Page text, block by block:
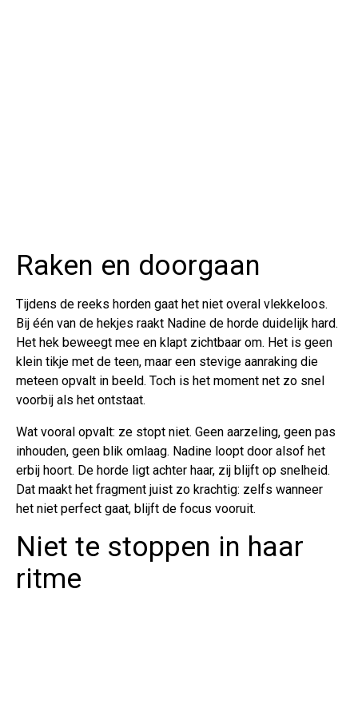
Raken en doorgaan
Tijdens de reeks horden gaat het niet overal vlekkeloos.
Bij één van de hekjes raakt Nadine de horde duidelijk hard.
Het hek beweegt mee en klapt zichtbaar om. Het is geen
klein tikje met de teen, maar een stevige aanraking die
meteen opvalt in beeld. Toch is het moment net zo snel
voorbij als het ontstaat.
Wat vooral opvalt: ze stopt niet. Geen aarzeling, geen pas
inhouden, geen blik omlaag. Nadine loopt door alsof het
erbij hoort. De horde ligt achter haar, zij blijft op snelheid.
Dat maakt het fragment juist zo krachtig: zelfs wanneer
het niet perfect gaat, blijft de focus vooruit.
Niet te stoppen in haar
ritme